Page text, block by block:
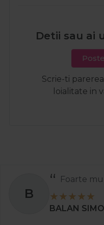
Detii sau ai
Scrie-ti
loialitate in
B
Foarte
BALAN